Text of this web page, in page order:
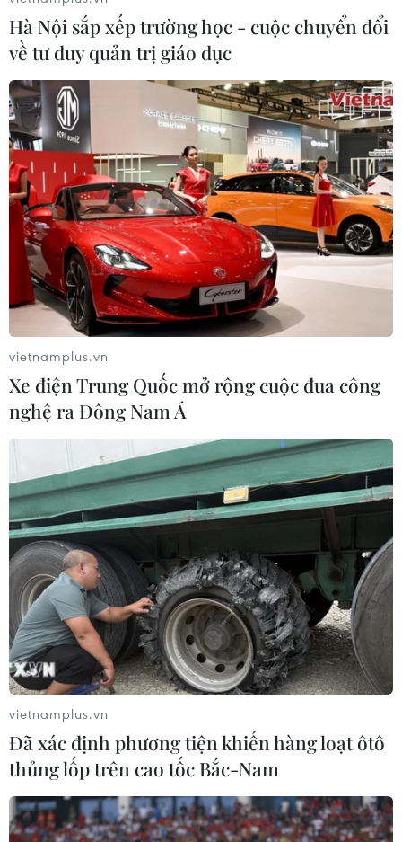
Hà Nội sắp xếp trường học - cuộc chuyển đổi
về tư duy quản trị giáo dục
vietnamplus.vn
Xe điện Trung Quốc mở rộng cuộc đua công
nghệ ra Đông Nam Á
vietnamplus.vn
Đã xác định phương tiện khiến hàng loạt ôtô
thủng lốp trên cao tốc Bắc-Nam